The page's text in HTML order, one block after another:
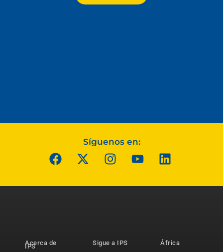
Síguenos en:
Acerca de
IPS
Sigue a IPS
África